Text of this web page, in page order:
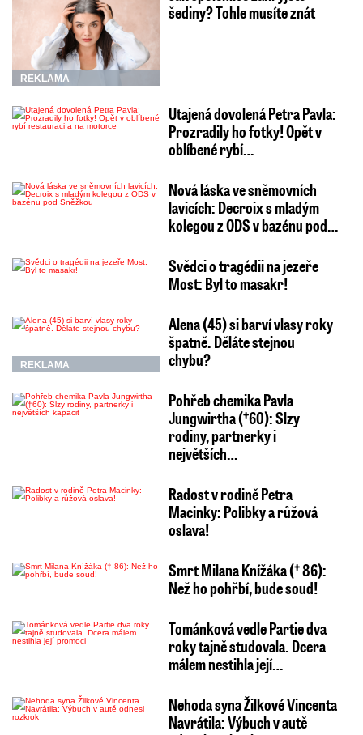
REKLAMA
šediny? Tohle musíte znát
Utajená dovolená Petra Pavla:
Prozradily ho fotky! Opět v
oblíbené rybí…
Nová láska ve sněmovních
lavicích: Decroix s mladým
kolegou z ODS v bazénu pod…
Svědci o tragédii na jezeře
Most: Byl to masakr!
REKLAMA
Alena (45) si barví vlasy roky
špatně. Děláte stejnou
chybu?
Pohřeb chemika Pavla
Jungwirtha (†60): Slzy
rodiny, partnerky i
největších…
Radost v rodině Petra
Macinky: Polibky a růžová
oslava!
Smrt Milana Knížáka († 86):
Než ho pohřbí, bude soud!
Tománková vedle Partie dva
roky tajně studovala. Dcera
málem nestihla její…
Nehoda syna Žilkové Vincenta
Navrátila: Výbuch v autě